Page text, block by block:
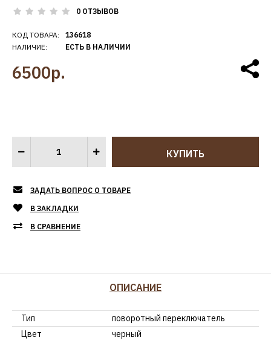
0 ОТЗЫВОВ
КОД ТОВАРА:
НАЛИЧИЕ:
136618
ЕСТЬ В НАЛИЧИИ
6500р.
ЗАДАТЬ ВОПРОС О ТОВАРЕ
В ЗАКЛАДКИ
В СРАВНЕНИЕ
ОПИСАНИЕ
Тип
поворотный переключатель
Цвет
черный